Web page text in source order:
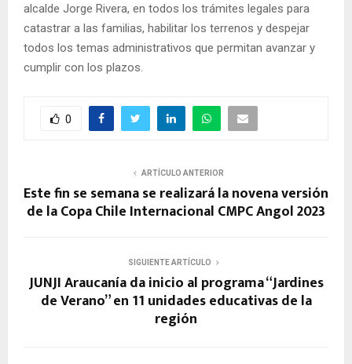
alcalde Jorge Rivera, en todos los trámites legales para
catastrar a las familias, habilitar los terrenos y despejar
todos los temas administrativos que permitan avanzar y
cumplir con los plazos.
0
ARTÍCULO ANTERIOR
Este fin se semana se realizará la novena versión
de la Copa Chile Internacional CMPC Angol 2023
SIGUIENTE ARTÍCULO
JUNJI Araucanía da inicio al programa “Jardines
de Verano” en 11 unidades educativas de la
región